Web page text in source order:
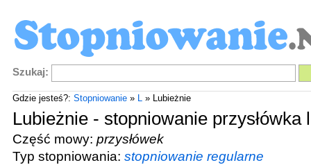
Szukaj:
Gdzie jesteś?: Stopniowanie» L» Lubieżnie
Lubieżnie - stopniowanie przysłówka
Część mowy: przysłówek
Typ stopniowania: stopniowanie regularne